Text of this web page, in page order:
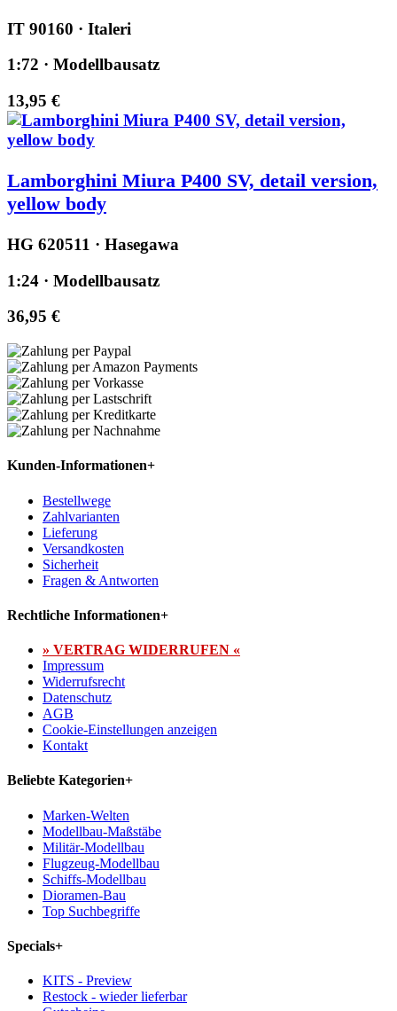
IT 90160 · Italeri
1:72 · Modellbausatz
13,95 €
Lamborghini Miura P400 SV, detail version,
yellow body
HG 620511 · Hasegawa
1:24 · Modellbausatz
36,95 €
Kunden-Informationen+
Bestellwege
Zahlvarianten
Lieferung
Versandkosten
Sicherheit
Fragen & Antworten
Rechtliche Informationen+
» VERTRAG WIDERRUFEN «
Impressum
Widerrufsrecht
Datenschutz
AGB
Cookie-Einstellungen anzeigen
Kontakt
Beliebte Kategorien+
Marken-Welten
Modellbau-Maßstäbe
Militär-Modellbau
Flugzeug-Modellbau
Schiffs-Modellbau
Dioramen-Bau
Top Suchbegriffe
Specials+
KITS - Preview
Restock - wieder lieferbar